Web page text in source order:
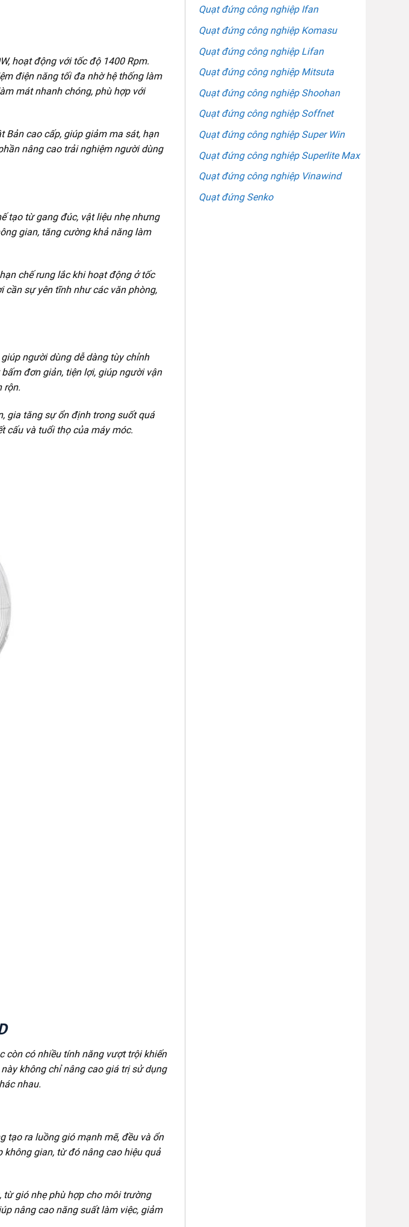
hoạt động với tốc độ 1400 Rpm.
điện năng tối đa nhờ hệ thống làm
mát nhanh chóng, phù hợp với
Bản cao cấp, giúp giảm ma sát, hạn
nâng cao trải nghiệm người dùng
tạo từ gang đúc, vật liệu nhẹ nhưng
gian, tăng cường khả năng làm
chế rung lắc khi hoạt động ở tốc
cần sự yên tĩnh như các văn phòng,
người dùng dễ dàng tùy chỉnh
đơn giản, tiện lợi, giúp người vận
rộn.
gia tăng sự ổn định trong suốt quá
cấu và tuổi thọ của máy móc.
còn có nhiều tính năng vượt trội khiến
không chỉ nâng cao giá trị sử dụng
nhau.
tạo ra luồng gió mạnh mẽ, đều và ổn
gian, từ đó nâng cao hiệu quả
từ gió nhẹ phù hợp cho môi trường
nâng cao năng suất làm việc, giảm
Quạt đứng công nghiệp Ifan
Quạt đứng công nghiệp Komasu
Quạt đứng công nghiệp Lifan
Quạt đứng công nghiệp Mitsuta
Quạt đứng công nghiệp Shoohan
Quạt đứng công nghiệp Soffnet
Quạt đứng công nghiệp Super Win
Quạt đứng công nghiệp Superlite Max
Quạt đứng công nghiệp Vinawind
Quạt đứng Senko